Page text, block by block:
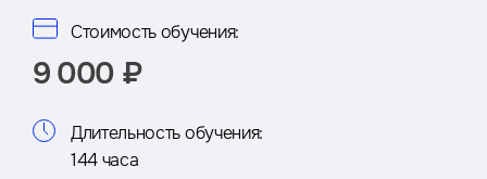
Стоимость обучения:
9 000 ₽
Длительность обучения:
144 часа